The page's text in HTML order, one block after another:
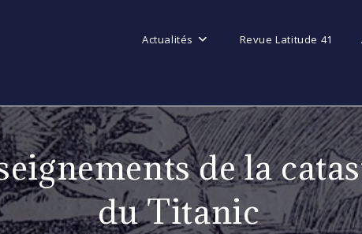
Actualités Revue Latitude 41
de la
du Titanic